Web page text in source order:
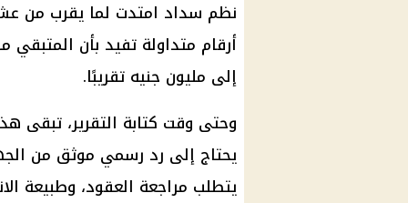
إلى مليون جنيه تقريبًا.
وحتى وقت كتابة التقرير، تبقى
يحتاج إلى رد رسمي موثق من
يتطلب مراجعة العقود، وطبيعة